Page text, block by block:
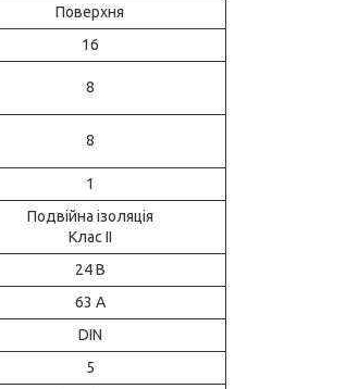
Поверхня
16
8
8
1
Подвійна ізоляція
Клас II
24 В
63 А
DIN
5